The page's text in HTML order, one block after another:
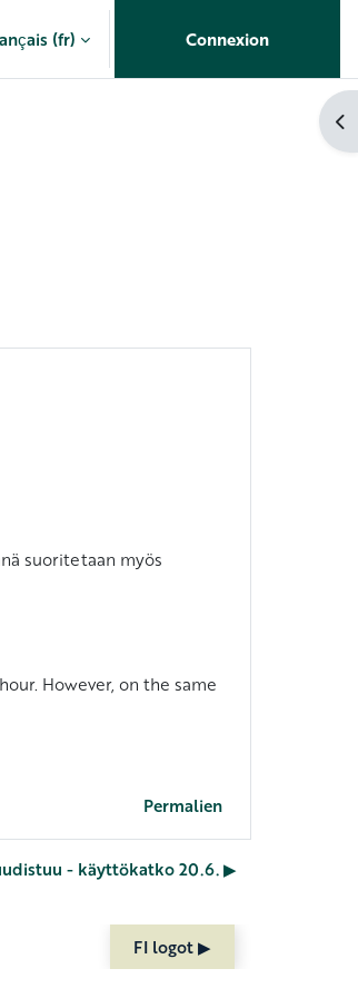
‎(fr)‎ Connexion
suoritetaan myös
However, on the same
Permalien
- käyttökatko 20.6. ▶︎
FI logot ▶︎